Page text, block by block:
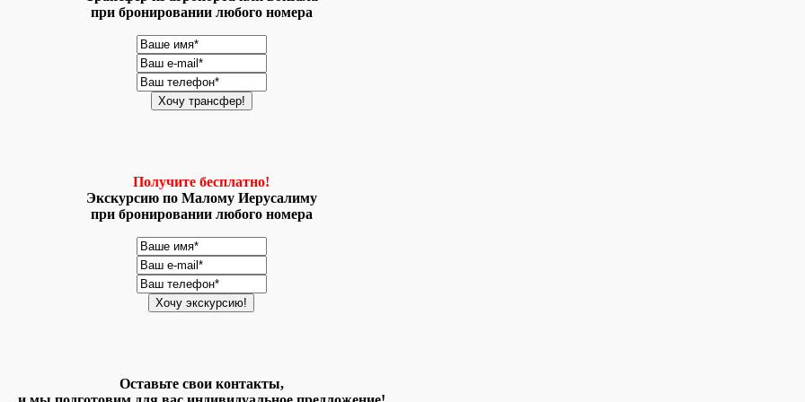
при бронировании любого номера
Получите бесплатно!
Экскурсию по Малому Иерусалиму
при бронировании любого номера
Оставьте свои контакты,